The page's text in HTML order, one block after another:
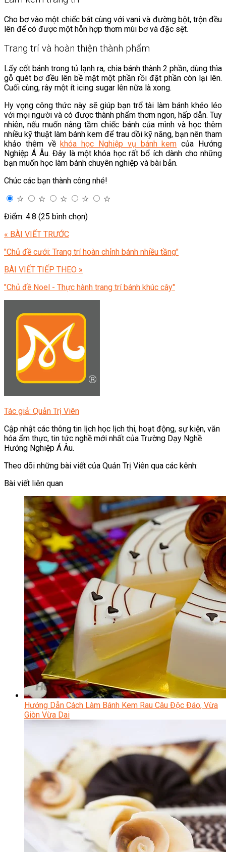
Cho bơ vào một chiếc bát cùng với vani và đường bột, trộn đều
lên để có được một hỗn hợp thơm mùi bơ và đặc sệt.
Trang trí và hoàn thiện thành phẩm
Lấy cốt bánh trong tủ lạnh ra, chia bánh thành 2 phần, dùng thìa
gỗ quét bơ đều lên bề mặt một phần rồi đặt phần còn lại lên.
Cuối cùng, rây một ít icing sugar lên nữa là xong.
Hy vọng công thức này sẽ giúp bạn trổ tài làm bánh khéo léo
với mọi người và có được thành phẩm thơm ngon, hấp dẫn. Tuy
nhiên, nếu muốn nâng tầm chiếc bánh của mình và học thêm
nhiều kỹ thuật làm bánh kem để trau dồi kỹ năng, bạn nên tham
khảo thêm vềkhóa học Nghiệp vụ bánh kem của Hướng
Nghiệp Á Âu. Đây là một khóa học rất bổ ích dành cho những
bạn muốn học làm bánh chuyên nghiệp và bài bản.
Chúc các bạn thành công nhé!
☆
☆ ☆ ☆
☆
Điểm: 4.8 (25 bình chọn)
« BÀI VIẾT TRƯỚC
"Chủ đề cưới: Trang trí hoàn chỉnh bánh nhiều tầng"
BÀI VIẾT TIẾP THEO »
"Chủ đề Noel - Thực hành trang trí bánh khúc cây"
Tác giả: Quản Trị Viên
Cập nhật các thông tin lịch học lịch thi, hoạt động, sự kiện, văn
hóa ẩm thực, tin tức nghề mới nhất của Trường Dạy Nghề
Hướng Nghiệp Á Âu.
Theo dõi những bài viết của Quản Trị Viên qua các kênh:
Bài viết liên quan
Hướng Dẫn Cách Làm Bánh Kem Rau Câu Độc Đáo, Vừa
Giòn Vừa Dai